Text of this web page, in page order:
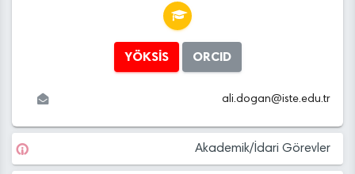
YÖKSİS ORCID
ali.dogan@iste.edu.tr
Akademik/İdari Görevler